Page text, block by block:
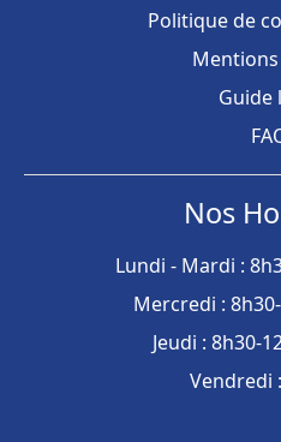
Politique de
Guide
Nos
Lundi - Mardi :
Mercredi :
Jeudi : 8h30-
Vendredi